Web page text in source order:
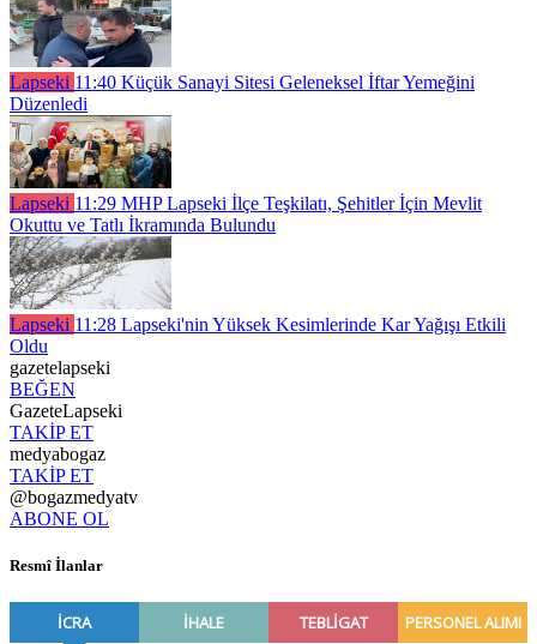
Lapseki 11:40 Küçük Sanayi Sitesi Geleneksel İftar Yemeğini
Düzenledi
Lapseki 11:29 MHP Lapseki İlçe Teşkilatı, Şehitler İçin Mevlit
Okuttu ve Tatlı İkramında Bulundu
Lapseki 11:28 Lapseki'nin Yüksek Kesimlerinde Kar Yağışı Etkili
Oldu
gazetelapseki
BEĞEN
GazeteLapseki
TAKİP ET
medyabogaz
TAKİP ET
@bogazmedyatv
ABONE OL
Resmî İlanlar